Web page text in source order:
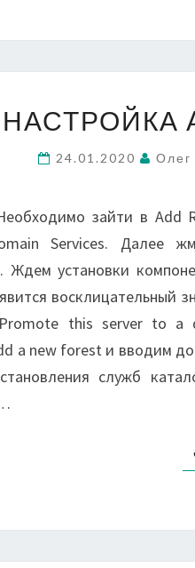
НАСТРОЙКА
24.01.2020 Олег
зайти в Add
Services. Далее
Ждем установки
восклицательный
this server to a
a new forest и вводим
служб